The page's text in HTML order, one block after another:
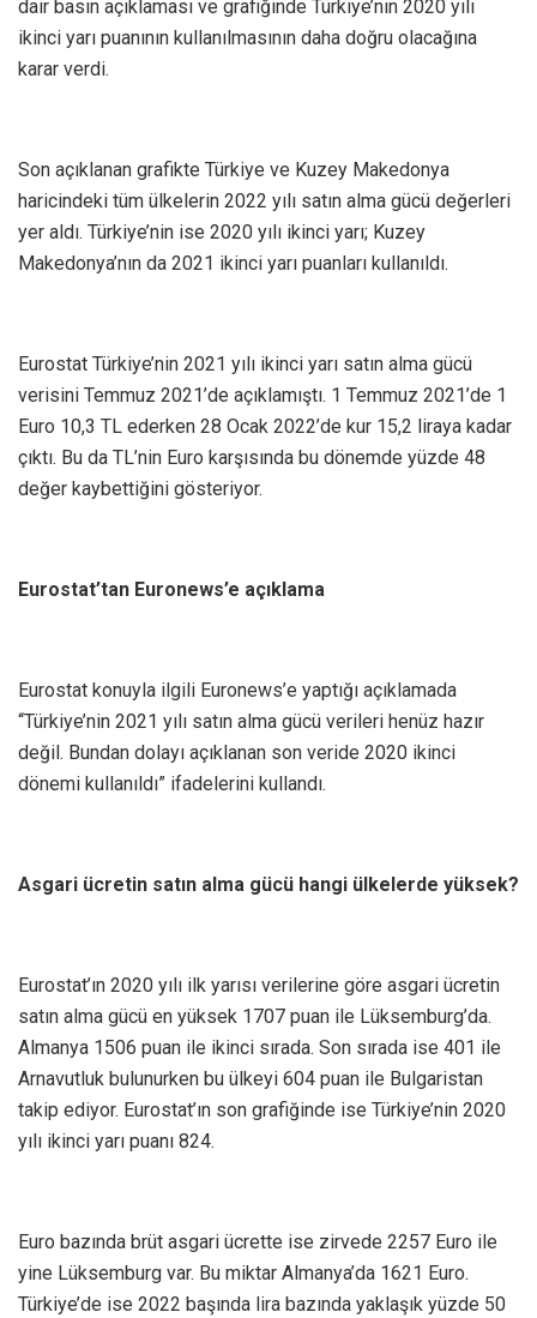
dair basın açıklaması ve grafiğinde Türkiye’nin 2020 yılı
ikinci yarı puanının kullanılmasının daha doğru olacağına
karar verdi.
Son açıklanan grafikte Türkiye ve Kuzey Makedonya
haricindeki tüm ülkelerin 2022 yılı satın alma gücü değerleri
yer aldı. Türkiye’nin ise 2020 yılı ikinci yarı; Kuzey
Makedonya’nın da 2021 ikinci yarı puanları kullanıldı.
Eurostat Türkiye’nin 2021 yılı ikinci yarı satın alma gücü
verisini Temmuz 2021’de açıklamıştı. 1 Temmuz 2021’de 1
Euro 10,3 TL ederken 28 Ocak 2022’de kur 15,2 liraya kadar
çıktı. Bu da TL’nin Euro karşısında bu dönemde yüzde 48
değer kaybettiğini gösteriyor.
Eurostat’tan Euronews’e açıklama
Eurostat konuyla ilgili Euronews’e yaptığı açıklamada
“Türkiye’nin 2021 yılı satın alma gücü verileri henüz hazır
değil. Bundan dolayı açıklanan son veride 2020 ikinci
dönemi kullanıldı” ifadelerini kullandı.
Asgari ücretin satın alma gücü hangi ülkelerde yüksek?
Eurostat’ın 2020 yılı ilk yarısı verilerine göre asgari ücretin
satın alma gücü en yüksek 1707 puan ile Lüksemburg’da.
Almanya 1506 puan ile ikinci sırada. Son sırada ise 401 ile
Arnavutluk bulunurken bu ülkeyi 604 puan ile Bulgaristan
takip ediyor. Eurostat’ın son grafiğinde ise Türkiye’nin 2020
yılı ikinci yarı puanı 824.
Euro bazında brüt asgari ücrette ise zirvede 2257 Euro ile
yine Lüksemburg var. Bu miktar Almanya’da 1621 Euro.
Türkiye’de ise 2022 başında lira bazında yaklaşık yüzde 50